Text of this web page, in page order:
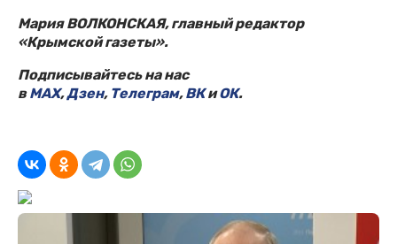
Мария ВОЛКОНСКАЯ, главный редактор
«Крымской газеты».
Подписывайтесь на нас
вMAX,Дзен, Телеграм,ВКиОК.